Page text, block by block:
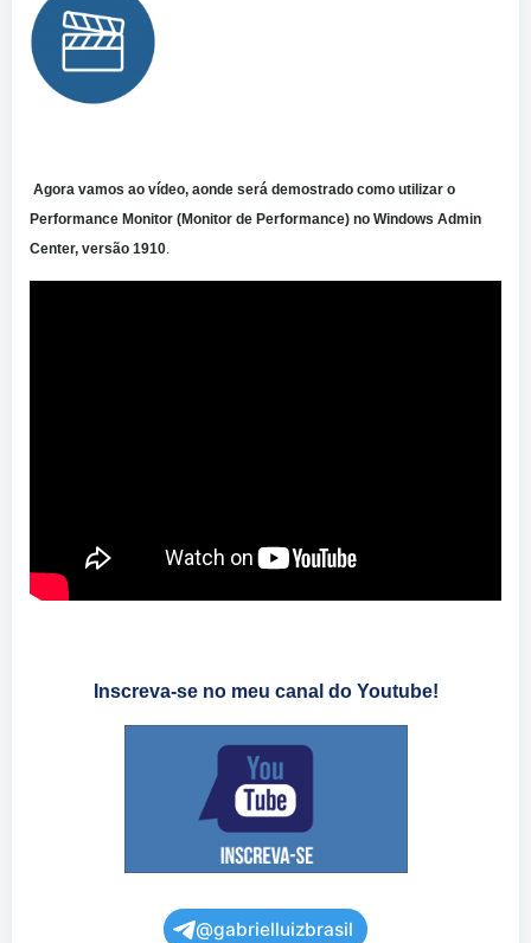
Agora vamos ao vídeo, aonde será demostrado como utilizar o
Performance Monitor (Monitor de Performance) no Windows Admin
Center, versão 1910.
Inscreva-se no meu canal do Youtube!
@gabrielluizbrasil